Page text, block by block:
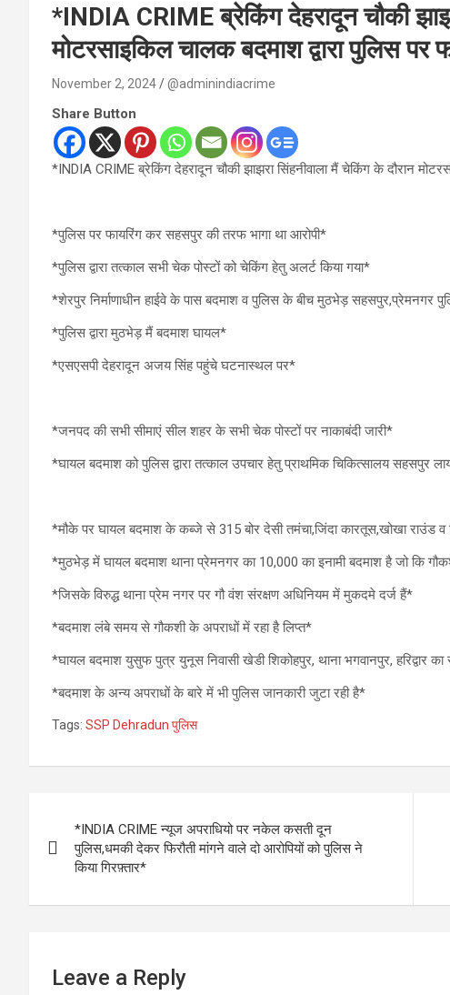
*INDIA CRIME ब्रेकिंग देहरादून चौकी
मोटरसाइकिल चालक बदमाश द्वारा पुलिस पर
November 2, 2024 @adminindiacrime
Share Button
*INDIA CRIME ब्रेकिंग देहरादून चौकी झाझरा सिंहनीवाला मैं चेकिंग के दौरान
*पुलिस पर फायरिंग कर सहसपुर की तरफ भागा था आरोपी*
*पुलिस द्वारा तत्काल सभी चेक पोस्टों को चेकिंग हेतु अलर्ट किया गया*
*शेरपुर निर्माणाधीन हाईवे के पास बदमाश व पुलिस के बीच मुठभेड़ सहसपुर,प्रेमनगर
*पुलिस द्वारा मुठभेड़ मैं बदमाश घायल*
*एसएसपी देहरादून अजय सिंह पहुंचे घटनास्थल पर*
*जनपद की सभी सीमाएं सील शहर के सभी चेक पोस्टों पर नाकाबंदी जारी*
*घायल बदमाश को पुलिस द्वारा तत्काल उपचार हेतु प्राथमिक चिकित्सालय सहसपुर
*मौके पर घायल बदमाश के कब्जे से 315 बोर देसी तमंचा,जिंदा कारतूस,खोखा राउंड व
*मुठभेड़ में घायल बदमाश थाना प्रेमनगर का 10,000 का इनामी बदमाश है जो कि
*जिसके विरुद्ध थाना प्रेम नगर पर गौ वंश संरक्षण अधिनियम में मुकदमे दर्ज हैं*
*बदमाश लंबे समय से गौकशी के अपराधों में रहा है लिप्त*
*घायल बदमाश युसुफ पुत्र युनूस निवासी खेडी शिकोहपुर, थाना भगवानपुर, हरिद्वार का
*बदमाश के अन्य अपराधों के बारे में भी पुलिस जानकारी जुटा रही है*
Tags: SSP Dehradun पुलिस
navigation
*INDIA CRIME न्यूज अपराधियो पर नकेल कसती दून
पुलिस,धमकी देकर फिरौती मांगने वाले दो आरोपियों को पुलिस ने
किया गिरफ़्तार*
Leave a Reply